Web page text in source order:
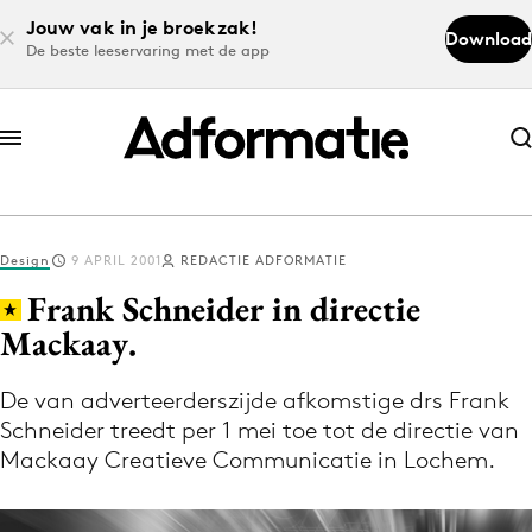
Jouw vak in je broekzak!
De beste leeservaring met de app
Download
Abonneer nu
Abonneer nu
Log in
Volg het laatste nieuws via de Adformatie
Nieuws app
Design 9 APRIL 2001 REDACTIE ADFORMATIE
Frank Schneider in directie
Mackaay.
De van adverteerderszijde afkomstige drs Frank
Schneider treedt per 1 mei toe tot de directie van
Mackaay Creatieve Communicatie in Lochem.